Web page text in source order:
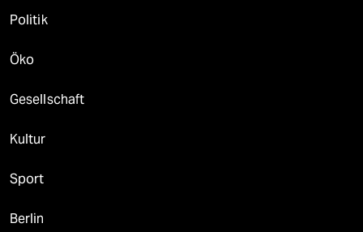
Politik
Öko
Gesellschaft
Kultur
Sport
Berlin